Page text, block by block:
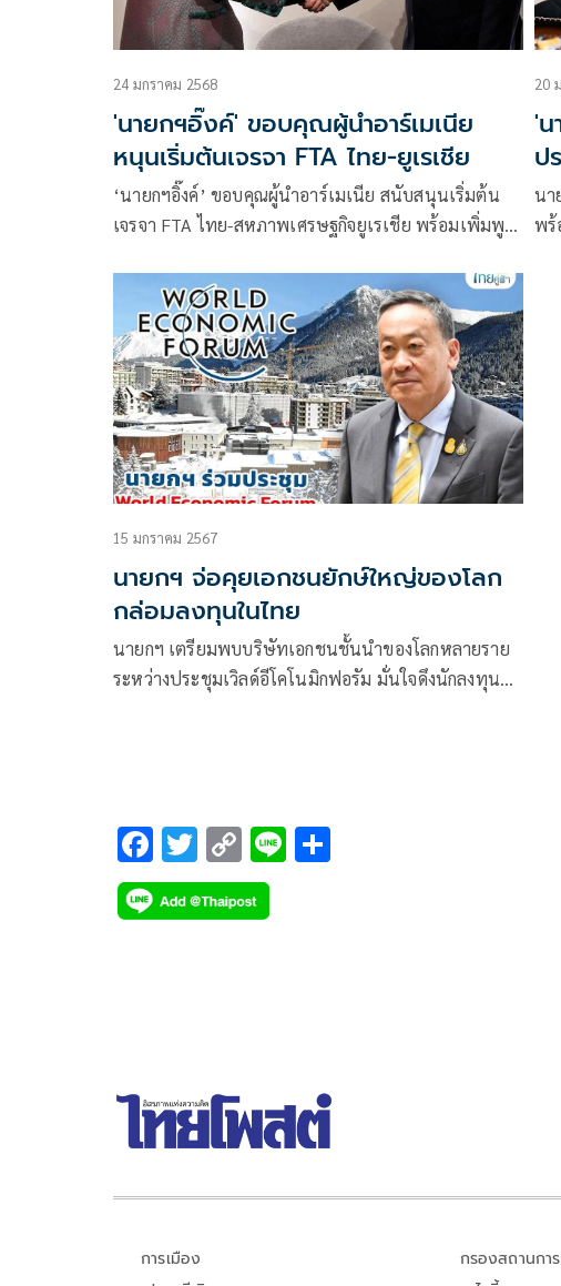
24 มกราคม 2568
'นายกฯอิ๊งค์' ขอบคุณผู้นำอาร์เมเนีย
หนุนเริ่มต้นเจรจา FTA ไทย-ยูเรเชีย
‘นายกฯอิ๊งค์’ ขอบคุณผู้นำอาร์เมเนีย สนับสนุนเริ่มต้น
เจรจา FTA ไทย-สหภาพเศรษฐกิจยูเรเชีย พร้อมเพิ่มพูน
20
'
ป
นา
พร้
15 มกราคม 2567
นายกฯ จ่อคุยเอกชนยักษ์ใหญ่ของโลก
กล่อมลงทุนในไทย
นายกฯ เตรียมพบบริษัทเอกชนชั้นนำของโลกหลายราย
ระหว่างประชุมเวิลด์อีโคโนมิกฟอรัม มั่นใจดึงนักลงทุน
F
ac
e
T
wi
tt
C
o
p
Li
การเมือง
กรองสถานกา